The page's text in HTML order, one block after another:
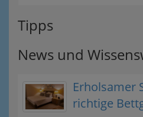
Tipps
News und
Erholsamer
richtige